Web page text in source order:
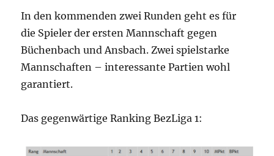
In den kommenden zwei Runden geht es für
die Spieler der ersten Mannschaft gegen
Büchenbach und Ansbach. Zwei spielstarke
Mannschaften – interessante Partien wohl
garantiert.
Das gegenwärtige Ranking BezLiga 1: